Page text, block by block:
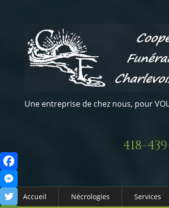
Une entreprise de chez nous, pour
418-
Accueil Nécrologies Services